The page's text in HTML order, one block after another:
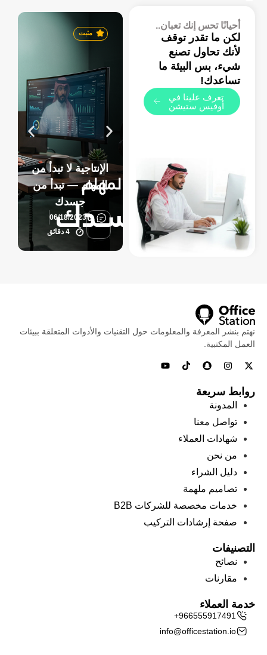
أحيانًا تحس إنك تعبان..
لكن ما تقدر توقف
لأنك تحاول تصنع
شيء، بس البيئة ما
تساعدك!
تعرف علينا في
أوفيس ستيشن
الإنتاجية لا تبدأ من
المهام — تبدأ من
جسدك
0
06/18/2023
4 دقائق
مثبت
نهتم بنشر المعرفة والمعلومات حول التقنيات والأدوات المتعلقة ببيئات
العمل المكتبية.
روابط سريعة
المدونة
تواصل معنا
شهادات العملاء
من نحن
دليل الشراء
تصاميم ملهمة
خدمات مخصصة للشركات B2B
صفحة إرشادات التركيب
التصنيفات
نصائح
مقارنات
خدمة العملاء
+966555917491
info@officestation.io